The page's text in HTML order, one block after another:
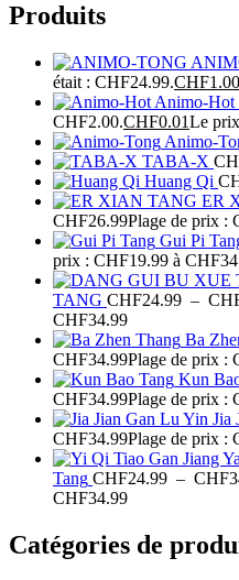
Produits
était : CHF24.99.CHF1.00
Animo-Hot
CHF2.00.CHF0.01Le
Animo-
TABA-X
Huang Qi
ER
CHF26.99Plage de prix :
Gui Pi
prix : CHF19.99 à
TANG CHF24.99 –
CHF34.99
Ba
CHF34.99Plage de prix :
Kun
CHF34.99Plage de prix :
Jia
CHF34.99Plage de prix :
Tang CHF24.99 – CHF
CHF34.99
Catégories de